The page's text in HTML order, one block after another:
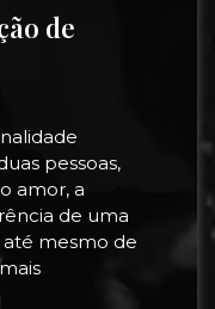
de
pessoas,
amor, a
de uma
até mesmo de